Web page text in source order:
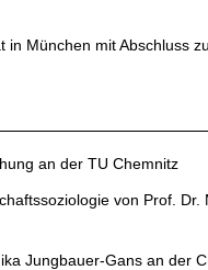
München mit Abschluss
an der TU Chemnitz
von Prof. Dr.
Jungbauer-Gans an der